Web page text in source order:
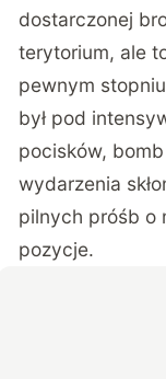
dostarczonej
terytorium, ale
pewnym
był pod
pocisków,
wydarzenia
pilnych próśb o
pozycje.